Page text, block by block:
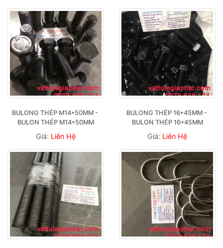
BULONG THÉP M14*50MM -
BULON THÉP M14*50MM
Giá: Liên Hệ
BULONG THÉP 16*45MM -
BULON THÉP 16*45MM
Giá: Liên Hệ